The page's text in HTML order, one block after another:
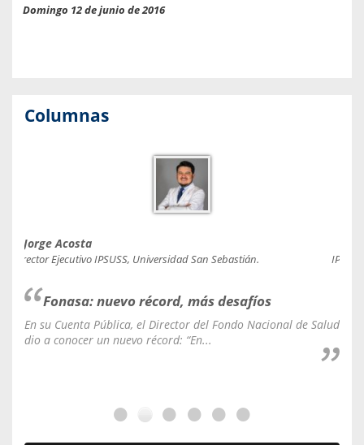
Domingo 12 de junio de 2016
Columnas
Jorge Acosta
Director Ejecutivo IPSUSS, Universidad San Sebastián.
Fonasa: nuevo récord, más desafíos
En su Cuenta Pública, el Director del Fondo Nacional de Salud
dio a conocer un nuevo récord: “En...